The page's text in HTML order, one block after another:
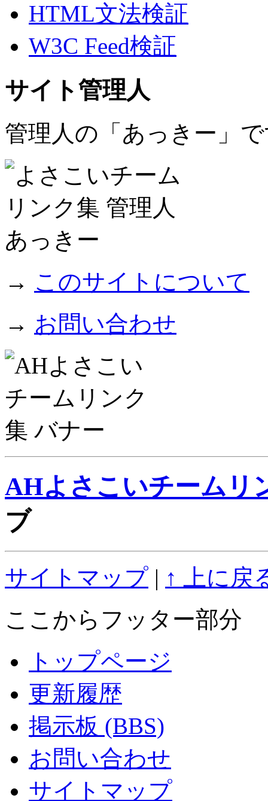
HTML文法検証
W3C Feed検証
サイト管理人
管理人の「あっきー」
→ このサイトについて
→ お問い合わせ
AHよさこいチームリ
ブ
サイトマップ | ↑ 上に戻
ここからフッター部分
トップページ
更新履歴
掲示板 (BBS)
お問い合わせ
サイトマップ